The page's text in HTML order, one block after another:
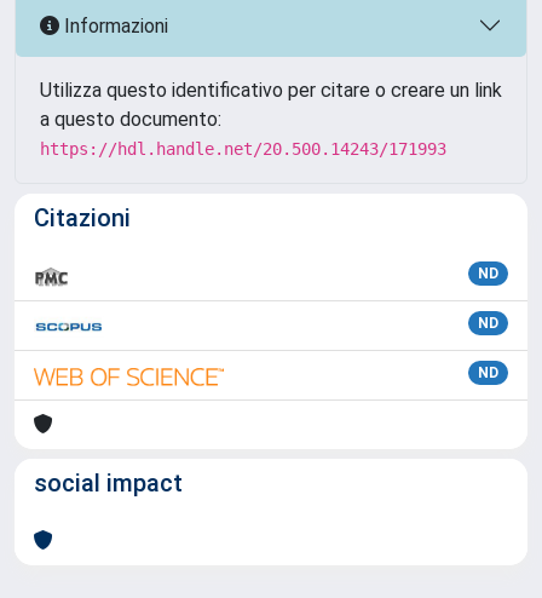
Informazioni
Utilizza questo identificativo per citare o creare un link
a questo documento:
https://hdl.handle.net/20.500.14243/171993
Citazioni
ND
ND
ND
social impact